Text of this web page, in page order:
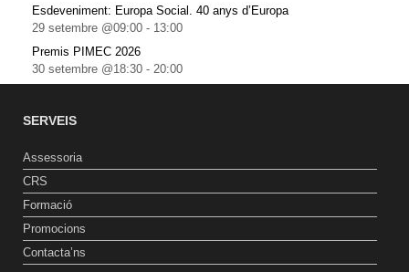
Esdeveniment: Europa Social. 40 anys d’Europa
29 setembre @09:00 - 13:00
Premis PIMEC 2026
30 setembre @18:30 - 20:00
SERVEIS
Assessoria
CRS
Formació
Promocions
Contacta’ns